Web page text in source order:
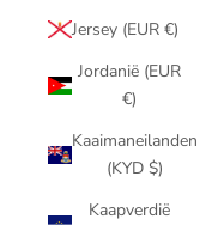
Jersey (EUR €)
Jordanië (EUR
€)
Kaaimaneilanden
(KYD $)
Kaapverdië